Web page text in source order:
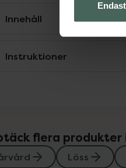
Innehåll
Instruktioner
flera produkter
Löss